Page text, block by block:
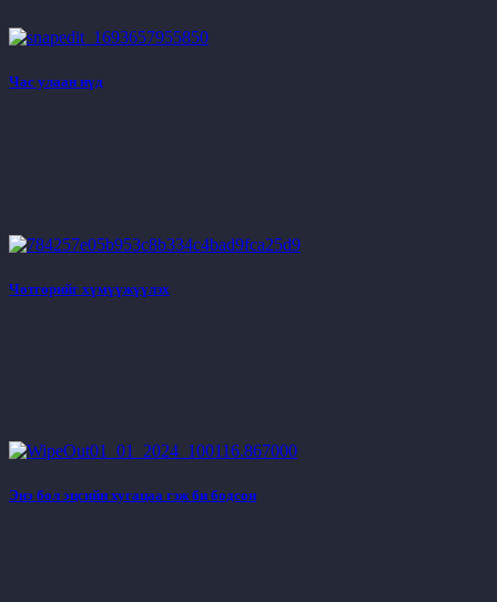
Час улаан нүд
Чөтгөрийг хүмүүжүүлэх
Энэ бол эцсийн хугацаа гэж би бодсон